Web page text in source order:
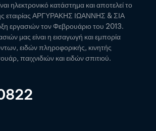
ηλεκτρονικό κατάστημα και αποτελεί το
εταιρίας ΑΡΓΥΡΑΚΗΣ ΙΩΑΝΝΗΣ & ΣΙΑ
εργασιών τον Φεβρουάριο του 2013.
μας είναι η εισαγωγή και εμπορία
ειδών πληροφορικής, κινητής
παιχνιδιών και ειδών σπιτιού.